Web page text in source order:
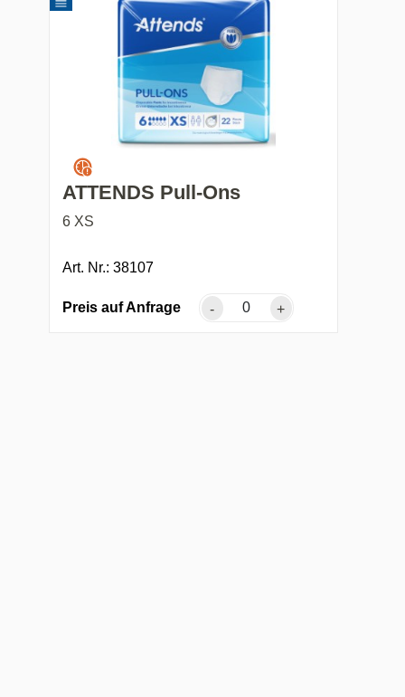
ATTENDS Pull-Ons
6 XS
Art. Nr.: 38107
Preis auf Anfrage - +